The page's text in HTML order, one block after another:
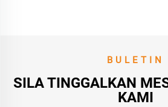
BULETIN
SILA TINGGALKAN
KAMI